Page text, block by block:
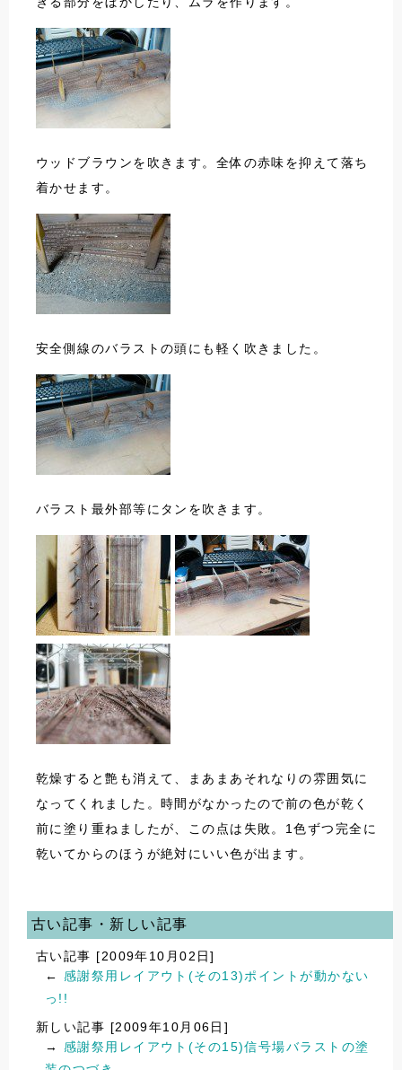
ウッドブラウンを吹きます。全体の赤味を抑えて落ち
着かせます。
安全側線のバラストの頭にも軽く吹きました。
バラスト最外部等にタンを吹きます。
乾燥すると艶も消えて、まあまあそれなりの雰囲気に
なってくれました。時間がなかったので前の色が乾く
前に塗り重ねましたが、この点は失敗。1色ずつ完全に
乾いてからのほうが絶対にいい色が出ます。
古い記事・新しい記事
古い記事 [2009年10月02日]
← 感謝祭用レイアウト(その13)ポイントが動かない
っ!!
新しい記事 [2009年10月06日]
→ 感謝祭用レイアウト(その15)信号場バラストの塗